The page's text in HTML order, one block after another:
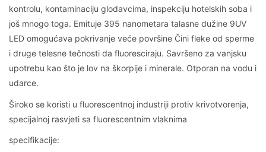
kontrolu, kontaminaciju glodavcima, inspekciju hotelskih soba i
još mnogo toga. Emituje 395 nanometara talasne dužine 9UV
LED omogućava pokrivanje veće površine Čini fleke od sperme
i druge telesne tečnosti da fluoresciraju. Savršeno za vanjsku
upotrebu kao što je lov na škorpije i minerale. Otporan na vodu i
udarce.
Široko se koristi u fluorescentnoj industriji protiv krivotvorenja,
specijalnoj rasvjeti sa fluorescentnim vlaknima
specifikacije: